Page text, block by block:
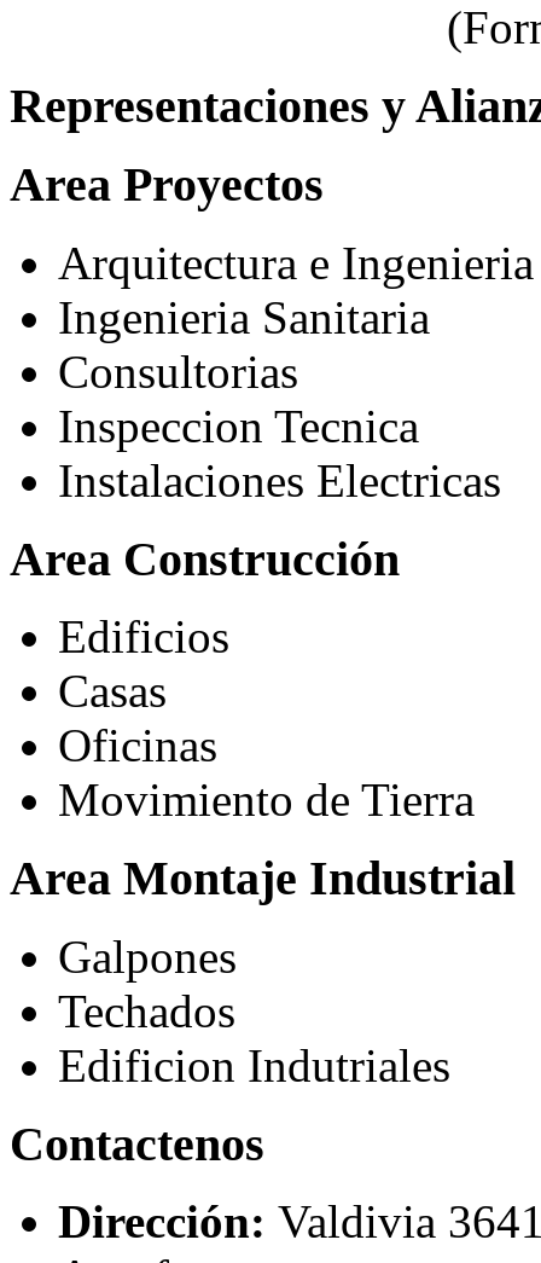
Representaciones y
Area Proyectos
Arquitectura e
Ingenieria Sanitaria
Consultorias
Inspeccion Tecnica
Instalaciones Electricas
Area Construcción
Edificios
Casas
Oficinas
Movimiento de Tierra
Area Montaje Industrial
Galpones
Techados
Edificion Indutriales
Contactenos
Dirección: Valdivia